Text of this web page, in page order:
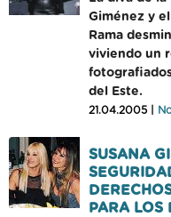
Giménez y
Rama
viviendo un
del Este.
21.04.2005 |
SUSANA
PARA LOS